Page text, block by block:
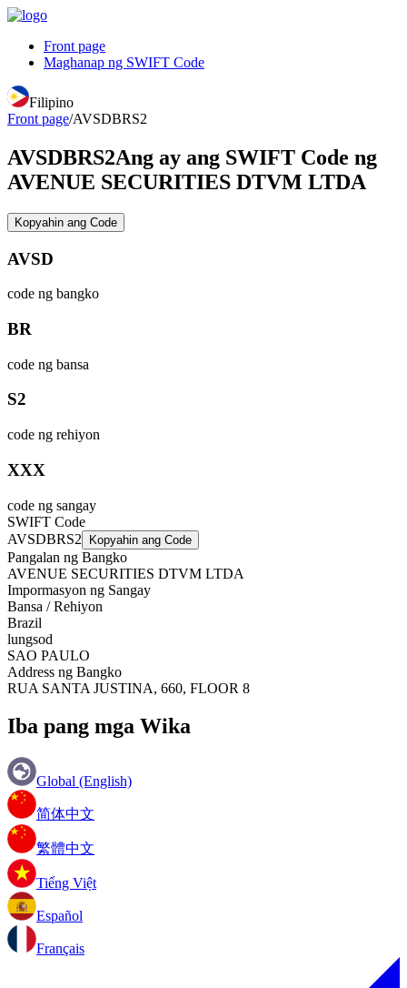
Front page
Maghanap ng SWIFT Code
Filipino
Front page/AVSDBRS2
AVSDBRS2Ang ay ang SWIFT Code ng
AVENUE SECURITIES DTVM LTDA
Kopyahin ang Code
AVSD
code ng bangko
BR
code ng bansa
S2
code ng rehiyon
XXX
code ng sangay
SWIFT Code
AVSDBRS2
Kopyahin ang Code
Pangalan ng Bangko
AVENUE SECURITIES DTVM LTDA
Impormasyon ng Sangay
Bansa / Rehiyon
Brazil
lungsod
SAO PAULO
Address ng Bangko
RUA SANTA JUSTINA, 660, FLOOR 8
Iba pang mga Wika
Global (English)
简体中文
繁體中文
Tiếng Việt
Español
Français